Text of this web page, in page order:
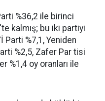
%36,2 ile birinci
kalmış; bu iki partiyi
Parti %7,1, Yeniden
%2,5, Zafer Par tisi
%1,4 oy oranları ile